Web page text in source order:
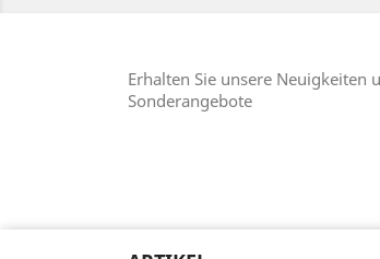
Erhalten Sie unsere Neuigkeiten
Sonderangebote